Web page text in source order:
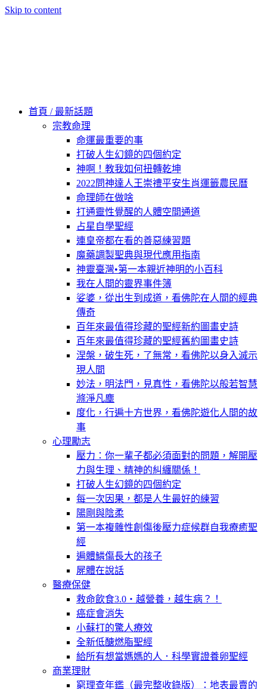
Skip to content
首頁 / 最新話題
宗教命理
命運最重要的事
打破人生幻鏡的四個約定
神啊！教我如何扭轉乾坤
2022問神達人王崇禮平安生肖運籤農民曆
命理師在做啥
打通靈性覺醒的人體空間通道
占星自學聖經
連皇帝都在看的善惡練習題
魔藥調製聖典與現代應用指南
神靈臺灣•第一本親近神明的小百科
我在人間的靈界事件簿
娑婆，從出生到成道，看佛陀在人間的經典
傳奇
百年來最值得珍藏的聖經新約圖畫史詩
百年來最值得珍藏的聖經舊約圖畫史詩
涅槃，破生死，了無常，看佛陀以身入滅示
現人間
妙法，明法門，見真性，看佛陀以般若智慧
滌淨凡塵
度化，行遍十方世界，看佛陀遊化人間的故
事
心理勵志
壓力：你一輩子都必須面對的問題，解開壓
力與生理、精神的糾纏關係！
打破人生幻鏡的四個約定
每一次因果，都是人生最好的練習
陽剛與陰柔
第一本複雜性創傷後壓力症候群自我療癒聖
經
遍體鱗傷長大的孩子
屍體在說話
醫療保健
救命飲食3.0‧越營養，越生病？！
癌症會消失
小蘇打的驚人療效
全新低醣燃脂聖經
給所有想當媽媽的人．科學實證養卵聖經
商業理財
窮理查年鑑（最完整收錄版）：地表最賣的